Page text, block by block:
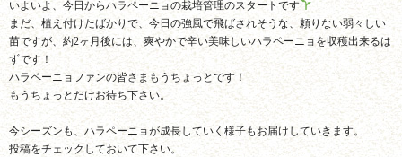
いよいよ、今日からハラペーニョの栽培管理のスタートです
まだ、植え付けたばかりで、今日の強風で飛ばされそうな、頼りない弱々しい
苗ですが、約2ヶ月後には、爽やかで辛い美味しいハラペーニョを収穫出来るは
ずです！
ハラペーニョファンの皆さまもうちょっとです！
もうちょっとだけお待ち下さい。
今シーズンも、ハラペーニョが成長していく様子もお届けしていきます。
投稿をチェックしておいて下さい。